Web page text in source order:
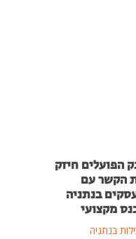
הפועלים חיזק
הקשר עם
בנתניה
מקצועי
בנתניה